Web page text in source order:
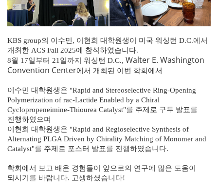
KBS group의 이수민, 이현희 대학원생이 미국 워싱턴 D.C.에서
개최한 ACS Fall 2025에 참석하였습니다.
8월 17일부터 21일까지 워싱턴 D.C., Walter E. Washington
Convention Center에서 개최된 이번 학회에서
이수민 대학원생은 "Rapid and Stereoselective Ring-Opening
Polymerization of rac-Lactide Enabled by a Chiral
Cyclopropeneimine-Thiourea Catalyst"를 주제로 구두 발표를
진행하였으며
이현희 대학원생은 "Rapid and Regioselective Synthesis of
Alternating PLGA Driven by Chirality Matching of Monomer and
Catalyst"를 주제로​​ 포스터 발표를 진행하였습니다.
학회에서 보고 배운 경험들이 앞으로의 연구에 많은 도움이
되시기를 바랍니다. 고생하셨습니다!​​